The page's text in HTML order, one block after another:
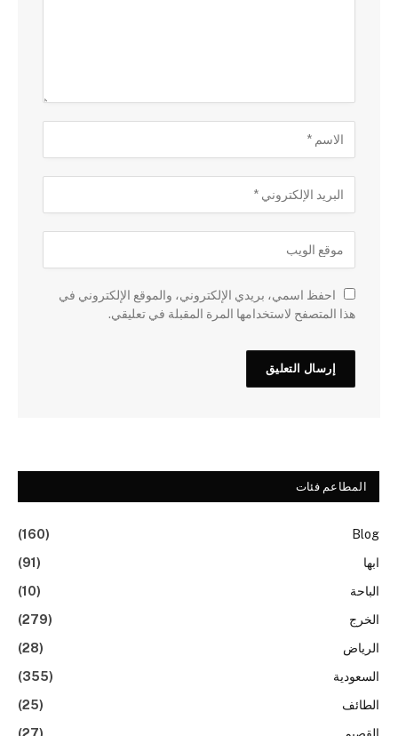
احفظ اسمي، بريدي الإلكتروني، والموقع الإلكتروني في
هذا المتصفح لاستخدامها المرة المقبلة في تعليقي.
المطاعم فئات
Blog
(160)
ابها
(91)
الباحة
(10)
الخرج
(279)
الرياض
(28)
السعودية
(355)
الطائف
(25)